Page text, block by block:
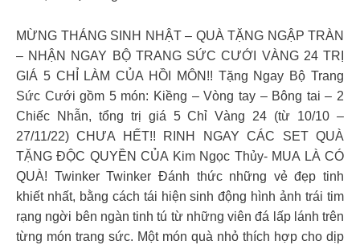
MỪNG THÁNG SINH NHẬT – QUÀ TẶNG NGẬP TRÀN
– NHẬN NGAY BỘ TRANG SỨC CƯỚI VÀNG 24 TRỊ
GIÁ 5 CHỈ LÀM CỦA HỒI MÔN!! Tặng Ngay Bộ Trang
Sức Cưới gồm 5 món: Kiềng – Vòng tay – Bông tai – 2
Chiếc Nhẫn, tổng trị giá 5 Chỉ Vàng 24 (từ 10/10 –
27/11/22) CHƯA HẾT!! RINH NGAY CÁC SET QUÀ
TẶNG ĐỘC QUYỀN CỦA Kim Ngọc Thủy- MUA LÀ CÓ
QUÀ! Twinker Twinker Đánh thức những vẻ đẹp tinh
khiết nhất, bằng cách tái hiện sinh động hình ảnh trái tim
rạng ngời bên ngàn tinh tú từ những viên đá lấp lánh trên
từng món trang sức. Một món quà nhỏ thích hợp cho dịp